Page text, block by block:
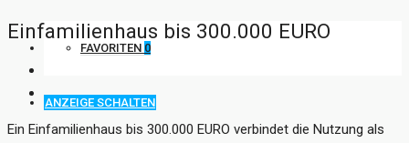
FAVORITEN 0
ANZEIGE SCHALTEN
Einfamilienhaus bis 300.000 EURO
Ein Einfamilienhaus bis 300.000 EURO verbindet die Nutzung als